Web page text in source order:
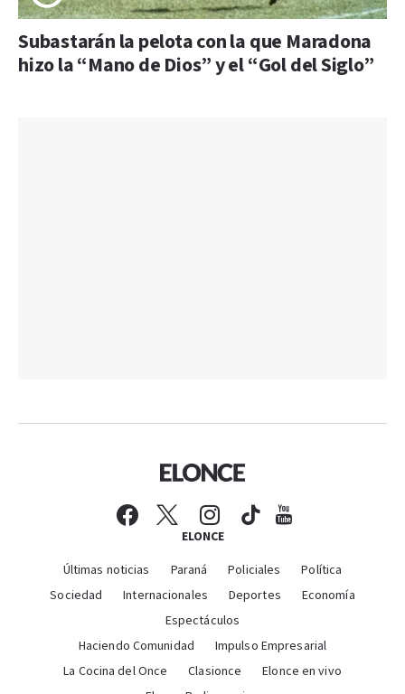
Subastarán la pelota con la que Maradona
hizo la “Mano de Dios” y el “Gol del Siglo”
ELONCE
Últimas noticias Paraná Policiales
Política
Sociedad
Internacionales Deportes
Economía
Espectáculos
Haciendo Comunidad
Impulso Empresarial
La Cocina del Once
Clasionce
Elonce en vivo